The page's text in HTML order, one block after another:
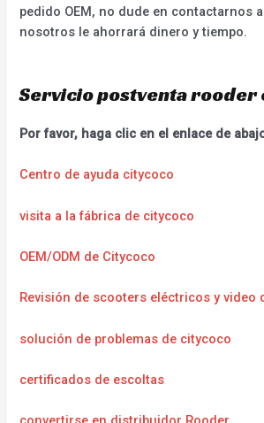
pedido OEM, no dude en contactarnos
nosotros le ahorrará dinero y tiempo.
Servicio postventa rooder
Por favor, haga clic en el enlace de
Centro de ayuda citycoco
visita a la fábrica de citycoco
OEM/ODM de Citycoco
Revisión de scooters eléctricos y video
solución de problemas de citycoco
certificados de escoltas